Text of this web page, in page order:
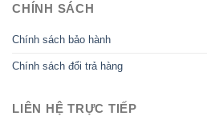
CHÍNH SÁCH
Chính sách bảo hành
Chính sách đổi trả hàng
LIÊN HỆ TRỰC TIẾP